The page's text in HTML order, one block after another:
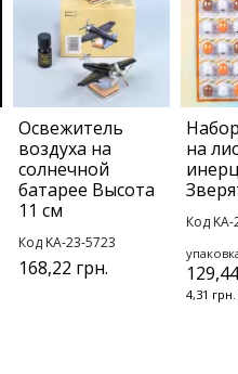
Освежитель
воздуха на
солнечной
батарее Высота
11 см
Код KA-23-5723
168,22 грн.
на
Код
4,31